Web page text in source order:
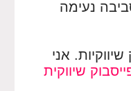
נעימה
אני
שיווקית